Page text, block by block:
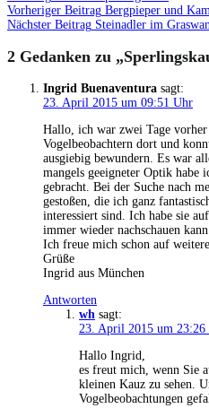
Beitragsnavigation
Vorheriger Beitrag Bergpieper und
Nächster Beitrag Steinadler im
2 Gedanken zu „
Ingrid Buenaventura sagt:
23. April 2015 um 09:51 Uhr
Hallo, ich war zwei Tage
Vogelbeobachtern dort und
ausgiebig bewundern. Es war
mangels geeigneter Optik habe
gebracht. Bei der Suche nach
gestoßen, die ich ganz
interessiert sind. Ich habe sie
immer wieder nachschauen kann.
Ich freue mich schon auf
Grüße
Ingrid aus München
Antworten
wh sagt:
23. April 2015 um 23:26
Hallo Ingrid,
es freut mich, wenn Sie
kleinen Kauz zu sehen.
Vogelbeobachtungen